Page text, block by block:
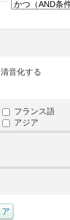
清音化する
フランス語
アジア